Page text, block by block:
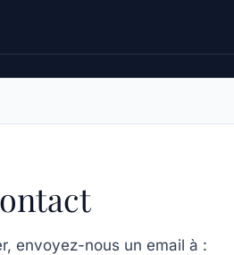
envoyez-nous un email à :